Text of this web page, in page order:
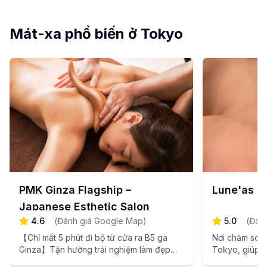
Mát-xa phổ biến ở Tokyo
PMK Ginza Flagship –
Japanese Esthetic Salon
4.6 (Đánh giá Google Map)
【Chỉ mất 5 phút đi bộ từ cửa ra B5 ga
Ginza】Tận hưởng trải nghiệm làm đẹp
Lune'as
5.0 (
Nơi chăm
Tokyo, giúp